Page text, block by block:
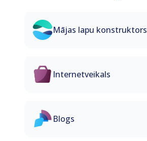
Mājas lapu konstruktors
Internetveikals
Blogs